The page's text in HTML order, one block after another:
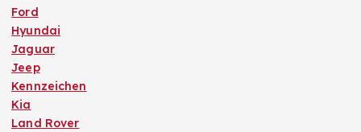
Ford
Hyundai
Jaguar
Jeep
Kennzeichen
Kia
Land Rover